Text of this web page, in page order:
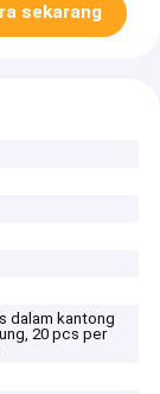
sekarang
dalam kantong
20 pcs per